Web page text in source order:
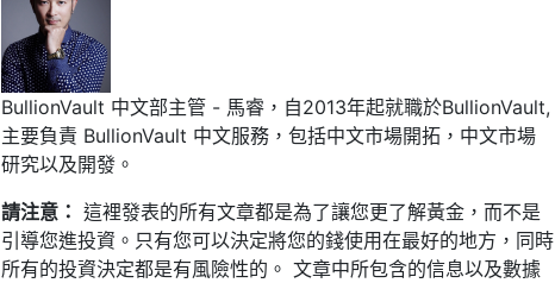
BullionVault 中文部主管 - 馬睿，自2013年起就職於BullionVault,
主要負責 BullionVault 中文服務，包括中文市場開拓，中文市場
研究以及開發。
請注意： 這裡發表的所有文章都是為了讓您更了解黃金，而不是
引導您進投資。只有您可以決定將您的錢使用在最好的地方，同時
所有的投資決定都是有風險性的。 文章中所包含的信息以及數據